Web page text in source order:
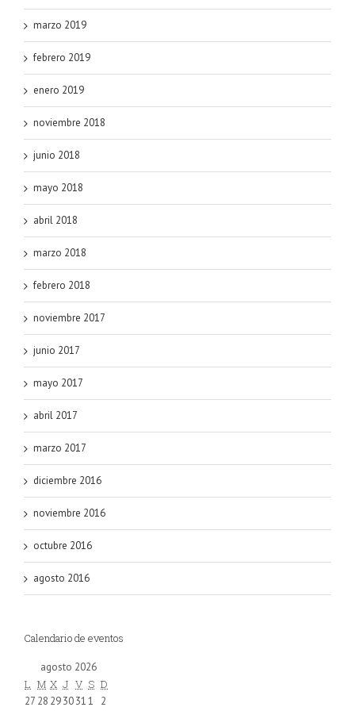
marzo 2019
febrero 2019
enero 2019
noviembre 2018
junio 2018
mayo 2018
abril 2018
marzo 2018
febrero 2018
noviembre 2017
junio 2017
mayo 2017
abril 2017
marzo 2017
diciembre 2016
noviembre 2016
octubre 2016
agosto 2016
Calendario de eventos
agosto 2026
L lunes
Mmartes
Xmiércoles
Jjueves
Vviernes
Ssábado
D
27 27/07/2026
28 28/07/2026
2929/07/2026
3030/07/2026
3131/07/2026
1 01/08/2026
2